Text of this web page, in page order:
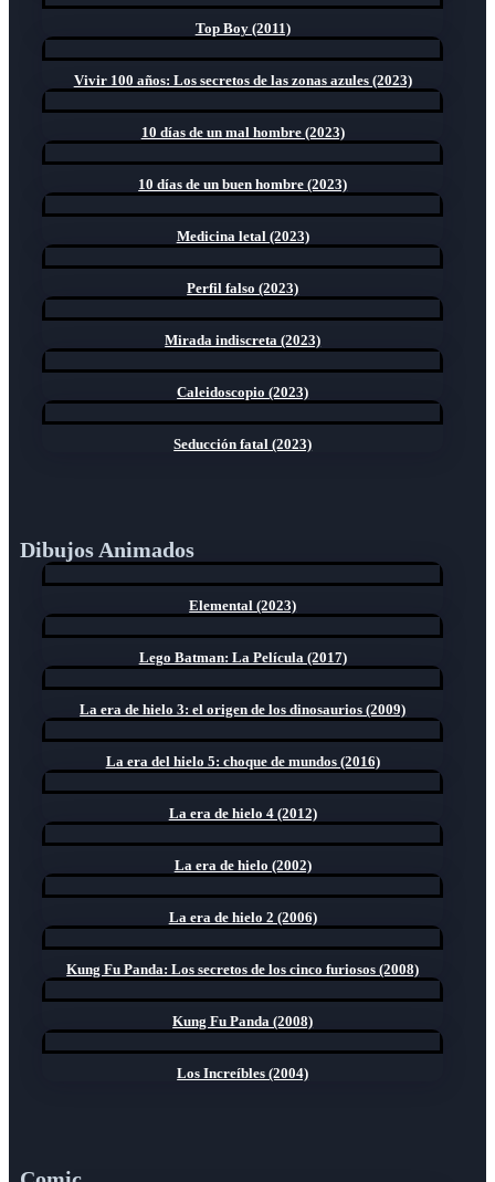
Top Boy (2011)
Vivir 100 años: Los secretos de las zonas azules (2023)
10 días de un mal hombre (2023)
10 días de un buen hombre (2023)
Medicina letal (2023)
Perfil falso (2023)
Mirada indiscreta (2023)
Caleidoscopio (2023)
Seducción fatal (2023)
Dibujos Animados
Elemental (2023)
Lego Batman: La Película (2017)
La era de hielo 3: el origen de los dinosaurios (2009)
La era del hielo 5: choque de mundos (2016)
La era de hielo 4 (2012)
La era de hielo (2002)
La era de hielo 2 (2006)
Kung Fu Panda: Los secretos de los cinco furiosos (2008)
Kung Fu Panda (2008)
Los Increíbles (2004)